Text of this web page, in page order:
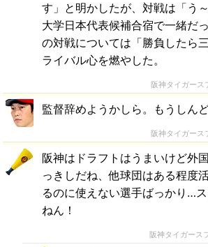
す」と明かしたが、対戦は「う
大学日本代表候補合宿で一緒だ
の対戦については「勝負したら
ライバル心を燃やした。
阪神タイガース
監督辞めようかしら。もうしん
阪神タイガース
阪神はドラフトはうまいけど外
っきしだね、他球団はある程度
るのに使えない選手ばっかり…
ねん！
阪神タイガース